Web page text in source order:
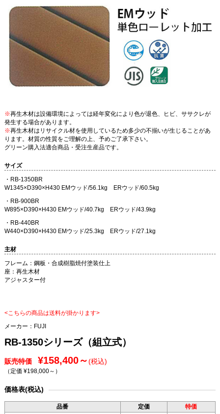
※再生木材は設備環境によっては経年変化により色が退色、ヒビ、ササクレが
発生する場合があります。
※再生木材はリサイクル材を使用しているため多少の不揃いが生じることがあ
ります。材質の性質をご理解の上、予めご了承下さい。
グリーン購入法適合商品・受注生産品です。
サイズ
・RB-1350BR
W1345×D390×H430 EMウッド/56.1kg ERウッド/60.5kg
・RB-900BR
W895×D390×H430 EMウッド/40.7kg ERウッド/43.9kg
・RB-440BR
W440×D390×H430 EMウッド/25.3kg ERウッド/27.1kg
主材
フレーム：鋼板・合成樹脂焼付塗装仕上
座：再生木材
アジャスター付
<こちらの商品は送料が掛かります>
メーカー： FUJI
RB-1350シリーズ（組立式）
販売特価 ¥158,400～(税込)
（定価 ¥198,000～ ）
価格表(税込)
品番 定価
特価